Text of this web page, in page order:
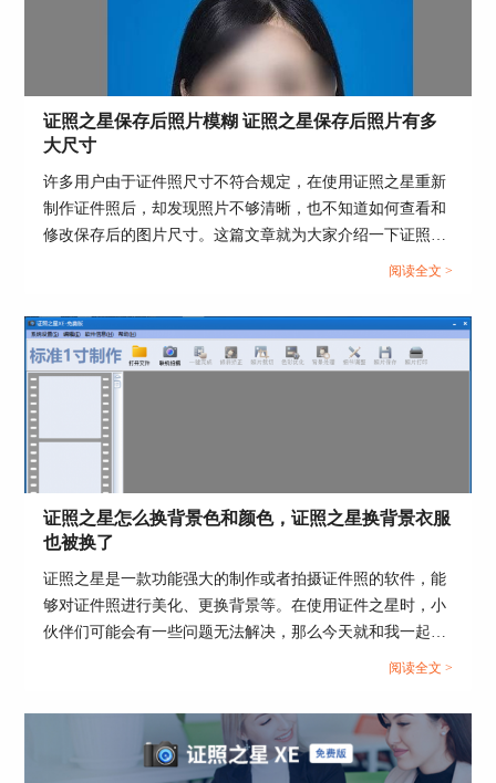
证照之星保存后照片模糊 证照之星保存后照片有多
大尺寸
许多用户由于证件照尺寸不符合规定，在使用证照之星重新
制作证件照后，却发现照片不够清晰，也不知道如何查看和
修改保存后的图片尺寸。这篇文章就为大家介绍一下证照之
星保存后照片模糊，证照之星保存后照片有多大尺寸的相关
阅读全文 >
证照之星怎么换背景色和颜色，证照之星换背景衣服
也被换了
证照之星是一款功能强大的制作或者拍摄证件照的软件，能
够对证件照进行美化、更换背景等。在使用证件之星时，小
伙伴们可能会有一些问题无法解决，那么今天就和我一起来
学习证照之星怎么换背景色和颜色，证照之星换背景衣服也
阅读全文 >